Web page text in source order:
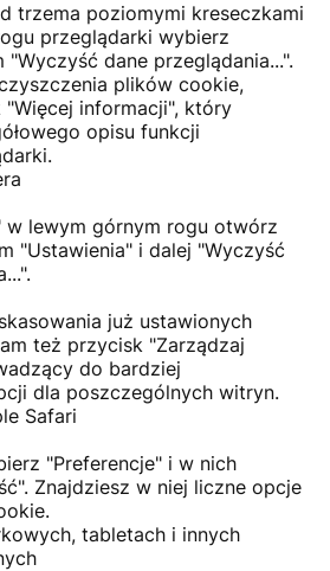
trzema poziomymi kreseczkami
przeglądarki wybierz
dane przeglądania...".
plików cookie,
"Więcej informacji", który
opisu funkcji
w lewym górnym rogu otwórz
"Ustawienia" i dalej "Wyczyść
już ustawionych
też przycisk "Zarządzaj
do bardziej
dla poszczególnych witryn.
Safari
"Preferencje" i w nich
Znajdziesz w niej liczne opcje
tabletach i innych